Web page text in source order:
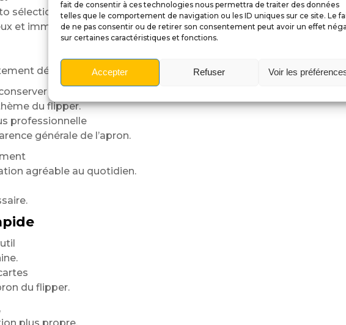
fait de consentir à ces technologies nous permettra de traiter des données
telles que le comportement de navigation ou les ID uniques sur ce site. Le
de ne pas consentir ou de retirer son consentement peut avoir un effet
sur certaines caractéristiques et fonctions.
Accepter Refuser Voir les
sélectionné
et immersif.
détaillés.
du flipper.
professionnelle
générale de l’apron.
agréable au quotidien.
du flipper.